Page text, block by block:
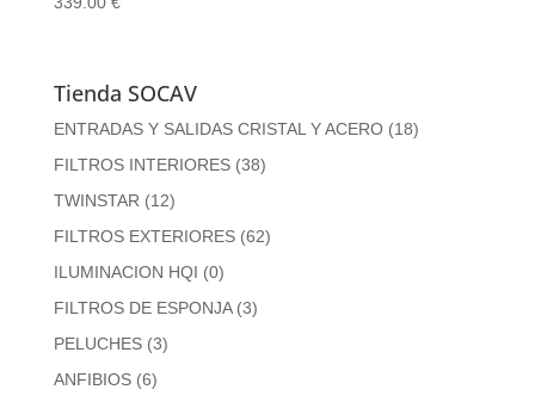
Tienda SOCAV
ENTRADAS Y SALIDAS CRISTAL Y ACERO (18)
FILTROS INTERIORES (38)
TWINSTAR (12)
FILTROS EXTERIORES (62)
ILUMINACION HQI (0)
FILTROS DE ESPONJA (3)
PELUCHES (3)
ANFIBIOS (6)